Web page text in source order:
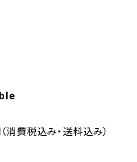
費税込み・送料込み）